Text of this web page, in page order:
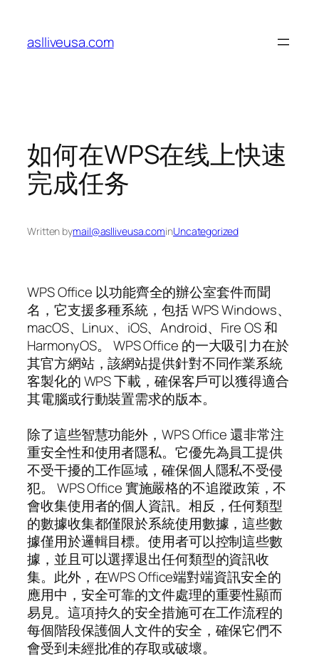
content
aslliveusa.com
如何在WPS在线上快速
完成任务
Written bymail@aslliveusa.cominUncategorized
WPS Office 以功能齊全的辦公室套件而聞
名，它支援多種系統，包括 WPS Windows、
macOS、Linux、iOS、Android、Fire OS 和
HarmonyOS。 WPS Office 的一大吸引力在於
其官方網站，該網站提供針對不同作業系統
客製化的 WPS 下載，確保客戶可以獲得適合
其電腦或行動裝置需求的版本。
除了這些智慧功能外，WPS Office 還非常注
重安全性和使用者隱私。它優先為員工提供
不受干擾的工作區域，確保個人隱私不受侵
犯。 WPS Office 實施嚴格的不追蹤政策，不
會收集使用者的個人資訊。相反，任何類型
的數據收集都僅限於系統使用數據，這些數
據僅用於邏輯目標。使用者可以控制這些數
據，並且可以選擇退出任何類型的資訊收
集。此外，在WPS Office端對端資訊安全的
應用中，安全可靠的文件處理的重要性顯而
易見。這項持久的安全措施可在工作流程的
每個階段保護個人文件的安全，確保它們不
會受到未經批准的存取或破壞。